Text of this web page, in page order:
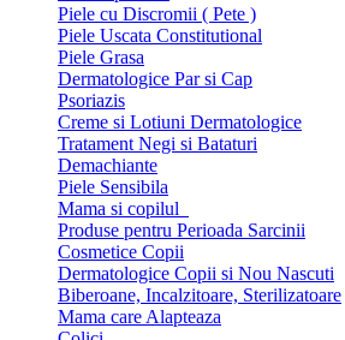
Piele cu Discromii ( Pete )
Piele Uscata Constitutional
Piele Grasa
Dermatologice Par si Cap
Psoriazis
Creme si Lotiuni Dermatologice
Tratament Negi si Bataturi
Demachiante
Piele Sensibila
Mama si copilul
Produse pentru Perioada Sarcinii
Cosmetice Copii
Dermatologice Copii si Nou Nascuti
Biberoane, Incalzitoare, Sterilizatoare
Mama care Alapteaza